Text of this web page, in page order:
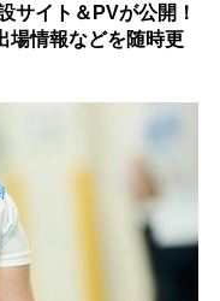
サイト＆PVが公開！
場情報などを随時更